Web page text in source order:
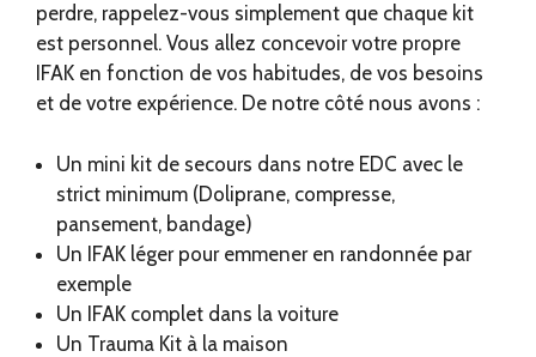
perdre, rappelez-vous simplement que chaque kit
est personnel. Vous allez concevoir votre propre
IFAK en fonction de vos habitudes, de vos besoins
et de votre expérience. De notre côté nous avons :
Un mini kit de secours dans notre EDC avec le
strict minimum (Doliprane, compresse,
pansement, bandage)
Un IFAK léger pour emmener en randonnée par
exemple
Un IFAK complet dans la voiture
Un Trauma Kit à la maison